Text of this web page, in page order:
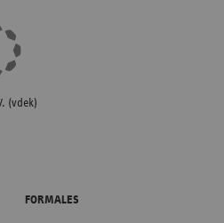
(vdek)
FORMALES